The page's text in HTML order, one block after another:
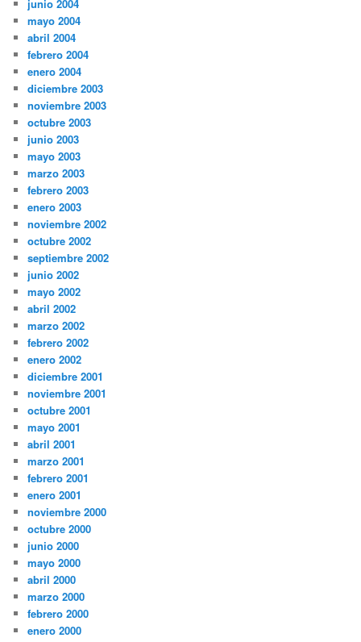
junio 2004
mayo 2004
abril 2004
febrero 2004
enero 2004
diciembre 2003
noviembre 2003
octubre 2003
junio 2003
mayo 2003
marzo 2003
febrero 2003
enero 2003
noviembre 2002
octubre 2002
septiembre 2002
junio 2002
mayo 2002
abril 2002
marzo 2002
febrero 2002
enero 2002
diciembre 2001
noviembre 2001
octubre 2001
mayo 2001
abril 2001
marzo 2001
febrero 2001
enero 2001
noviembre 2000
octubre 2000
junio 2000
mayo 2000
abril 2000
marzo 2000
febrero 2000
enero 2000